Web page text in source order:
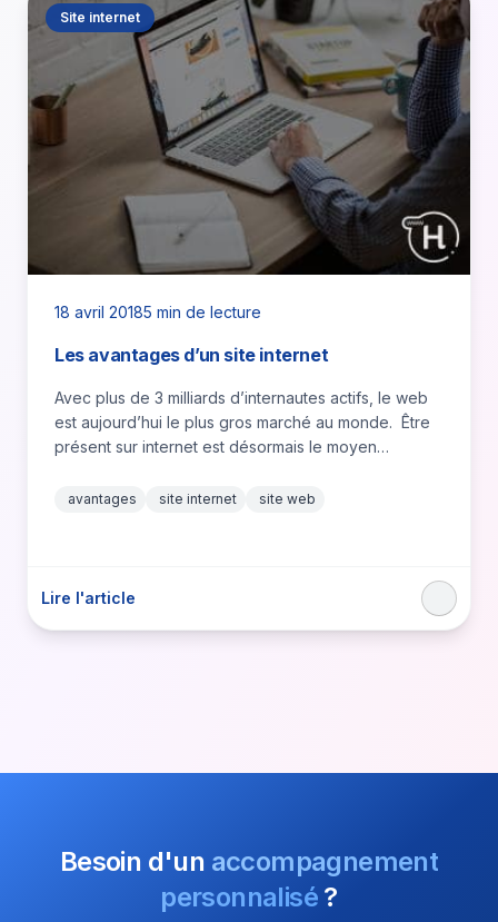
Site internet
18 avril 20185 min de lecture
Les avantages d’un site internet
Avec plus de 3 milliards d’internautes actifs, le web
est aujourd’hui le plus gros marché au monde. Être
présent sur internet est désormais le moyen…
avantages site internet site web
Lire l'article
Besoin d'un accompagnement
personnalisé ?